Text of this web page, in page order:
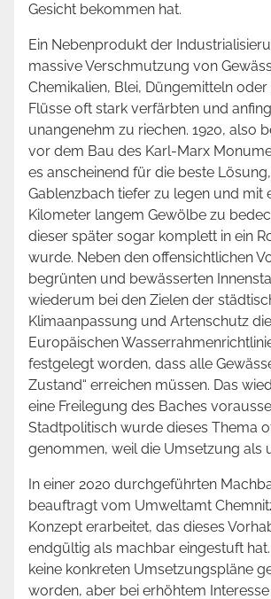
Gesicht bekommen hat.
Ein Nebenprodukt der
massive Verschmutzung von
Chemikalien, Blei, Düngemitteln
Flüsse oft stark verfärbten und
unangenehm zu riechen. 1920, also
vor dem Bau des Karl-Marx
es anscheinend für die beste
Gablenzbach tiefer zu legen und mit
Kilometer langem Gewölbe zu
dieser später sogar komplett in ein
wurde. Neben den offensichtlichen
begrünten und bewässerten
wiederum bei den Zielen der
Klimaanpassung und Artenschutz
Europäischen
festgelegt worden, dass alle
Zustand“ erreichen müssen. Das
eine Freilegung des Baches
Stadtpolitisch wurde dieses Thema
genommen, weil die Umsetzung als
In einer 2020 durchgeführten
beauftragt vom Umweltamt
Konzept erarbeitet, das dieses
endgültig als machbar eingestuft
keine konkreten Umsetzungspläne
worden, aber bei erhöhtem